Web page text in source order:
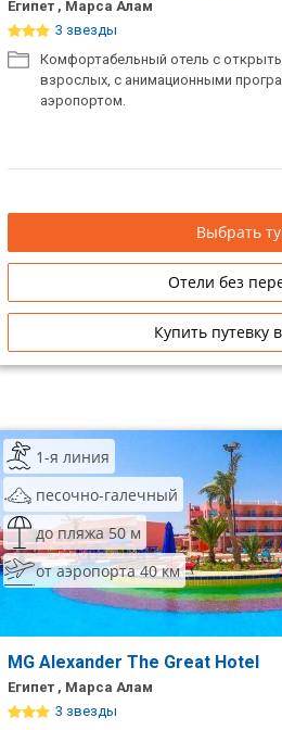
Египет , Марса Алам
3 звезды
Комфортабельный отель с
взрослых, с анимационными
аэропортом.
Выбрать
Отели без
Купить путевку
1-я линия
песочно-галечный
до пляжа 50 м
от аэропорта 40 км
MG Alexander The Great Hotel
Египет , Марса Алам
3 звезды